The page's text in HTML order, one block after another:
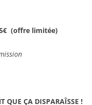
(offre limitée)
QUE ÇA DISPARAÎSSE !